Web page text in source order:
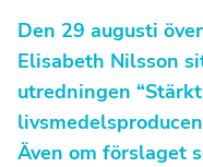
Den 29 augusti
Elisabeth Nilsson
utredningen
Även om förslaget